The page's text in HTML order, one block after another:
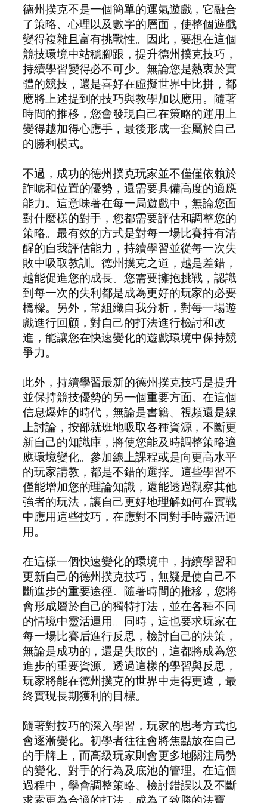
德州撲克不是一個簡單的運氣遊戲，它融合
了策略、心理以及數字的層面，使整個遊戲
變得複雜且富有挑戰性。因此，要想在這個
競技環境中站穩腳跟，提升德州撲克技巧，
持續學習變得必不可少。無論您是熱衷於實
體的競技，還是喜好在虛擬世界中比拼，都
應將上述提到的技巧與教學加以應用。隨著
時間的推移，您會發現自己在策略的運用上
變得越加得心應手，最後形成一套屬於自己
的勝利模式。
不過，成功的德州撲克玩家並不僅僅依賴於
詐唬和位置的優勢，還需要具備高度的適應
能力。這意味著在每一局遊戲中，無論您面
對什麼樣的對手，您都需要評估和調整您的
策略。最有效的方式是對每一場比賽持有清
醒的自我評估能力，持續學習並從每一次失
敗中吸取教訓。德州撲克之道，越是差錯，
越能促進您的成長。您需要擁抱挑戰，認識
到每一次的失利都是成為更好的玩家的必要
橋樑。另外，常組織自我分析，對每一場遊
戲進行回顧，對自己的打法進行檢討和改
進，能讓您在快速變化的遊戲環境中保持競
爭力。
此外，持續學習最新的德州撲克技巧是提升
並保持競技優勢的另一個重要方面。在這個
信息爆炸的時代，無論是書籍、視頻還是線
上討論，按部就班地吸取各種資源，不斷更
新自己的知識庫，將使您能及時調整策略適
應環境變化。參加線上課程或是向更高水平
的玩家請教，都是不錯的選擇。這些學習不
僅能增加您的理論知識，還能透過觀察其他
強者的玩法，讓自己更好地理解如何在實戰
中應用這些技巧，在應對不同對手時靈活運
用。
在這樣一個快速變化的環境中，持續學習和
更新自己的德州撲克技巧，無疑是使自己不
斷進步的重要途徑。隨著時間的推移，您將
會形成屬於自己的獨特打法，並在各種不同
的情境中靈活運用。同時，這也要求玩家在
每一場比賽后進行反思，檢討自己的決策，
無論是成功的，還是失敗的，這都將成為您
進步的重要資源。透過這樣的學習與反思，
玩家將能在德州撲克的世界中走得更遠，最
終實現長期獲利的目標。
隨著對技巧的深入學習，玩家的思考方式也
會逐漸變化。初學者往往會將焦點放在自己
的手牌上，而高級玩家則會更多地關注局勢
的變化、對手的行為及底池的管理。在這個
過程中，學會調整策略、檢討錯誤以及不斷